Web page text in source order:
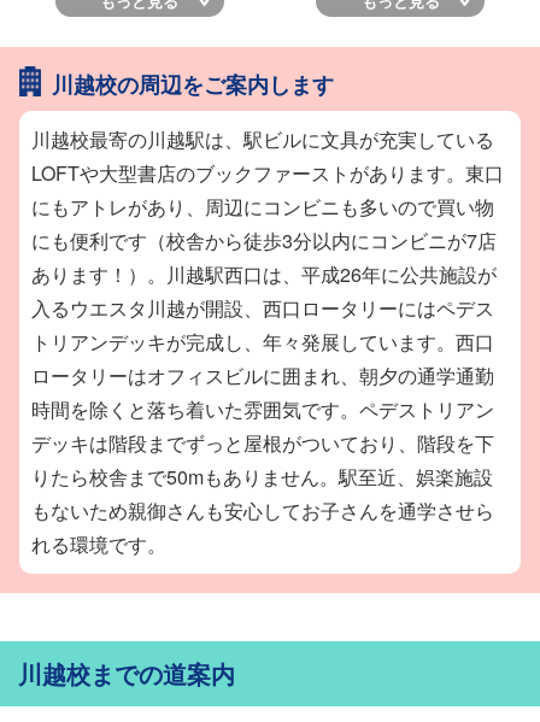
こと、勉強のこと、個室ですか
できます。
にお声掛けください。充実の予
川越校の周辺をご案内します
川越校最寄の川越駅は、駅ビルに文具が充実している
LOFTや大型書店のブックファーストがあります。東口
にもアトレがあり、周辺にコンビニも多いので買い物
にも便利です（校舎から徒歩3分以内にコンビニが7店
あります！）。川越駅西口は、平成26年に公共施設が
入るウエスタ川越が開設、西口ロータリーにはペデス
トリアンデッキが完成し、年々発展しています。西口
ロータリーはオフィスビルに囲まれ、朝夕の通学通勤
時間を除くと落ち着いた雰囲気です。ペデストリアン
デッキは階段までずっと屋根がついており、階段を下
りたら校舎まで50mもありません。駅至近、娯楽施設
もないため親御さんも安心してお子さんを通学させら
れる環境です。
川越校までの道案内